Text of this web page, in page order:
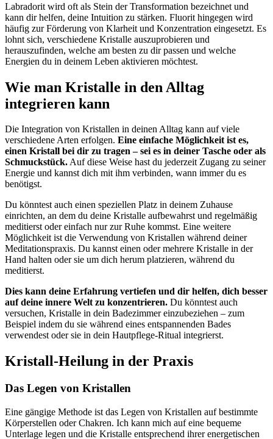
Labradorit wird oft als Stein der Transformation bezeichnet und
kann dir helfen, deine Intuition zu stärken. Fluorit hingegen wird
häufig zur Förderung von Klarheit und Konzentration eingesetzt. Es
lohnt sich, verschiedene Kristalle auszuprobieren und
herauszufinden, welche am besten zu dir passen und welche
Energien du in deinem Leben aktivieren möchtest.
Wie man Kristalle in den Alltag
integrieren kann
Die Integration von Kristallen in deinen Alltag kann auf viele
verschiedene Arten erfolgen. Eine einfache Möglichkeit ist es,
einen Kristall bei dir zu tragen – sei es in deiner Tasche oder als
Schmuckstück.Auf diese Weise hast du jederzeit Zugang zu seiner
Energie und kannst dich mit ihm verbinden, wann immer du es
benötigst.
Du könntest auch einen speziellen Platz in deinem Zuhause
einrichten, an dem du deine Kristalle aufbewahrst und regelmäßig
meditierst oder einfach nur zur Ruhe kommst. Eine weitere
Möglichkeit ist die Verwendung von Kristallen während deiner
Meditationspraxis. Du kannst einen oder mehrere Kristalle in der
Hand halten oder sie um dich herum platzieren, während du
meditierst.
Dies kann deine Erfahrung vertiefen und dir helfen, dich besser
auf deine innere Welt zu konzentrieren. Du könntest auch
versuchen, Kristalle in dein Badezimmer einzubeziehen – zum
Beispiel indem du sie während eines entspannenden Bades
verwendest oder sie in dein Hautpflege-Ritual integrierst.
Kristall-Heilung in der Praxis
Das Legen von Kristallen
Eine gängige Methode ist das Legen von Kristallen auf bestimmte
Körperstellen oder Chakren. Ich kann mich auf eine bequeme
Unterlage legen und die Kristalle entsprechend ihrer energetischen